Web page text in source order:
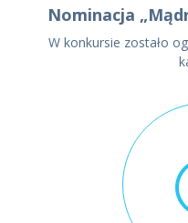
Nominacja
W konkursie zostało